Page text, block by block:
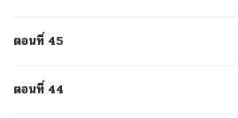
ตอนที่ 45
ตอนที่ 44